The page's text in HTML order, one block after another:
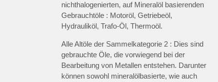
nichthalogenierten, auf Mineralöl basierenden
Gebrauchtöle : Motoröl, Getriebeöl,
Hydrauliköl, Trafo-Öl, Thermoöl.
Alle Altöle der Sammelkategorie 2 : Dies sind
gebrauchte Öle, die vorwiegend bei der
Bearbeitung von Metallen entstehen. Darunter
können sowohl mineralölbasierte, wie auch